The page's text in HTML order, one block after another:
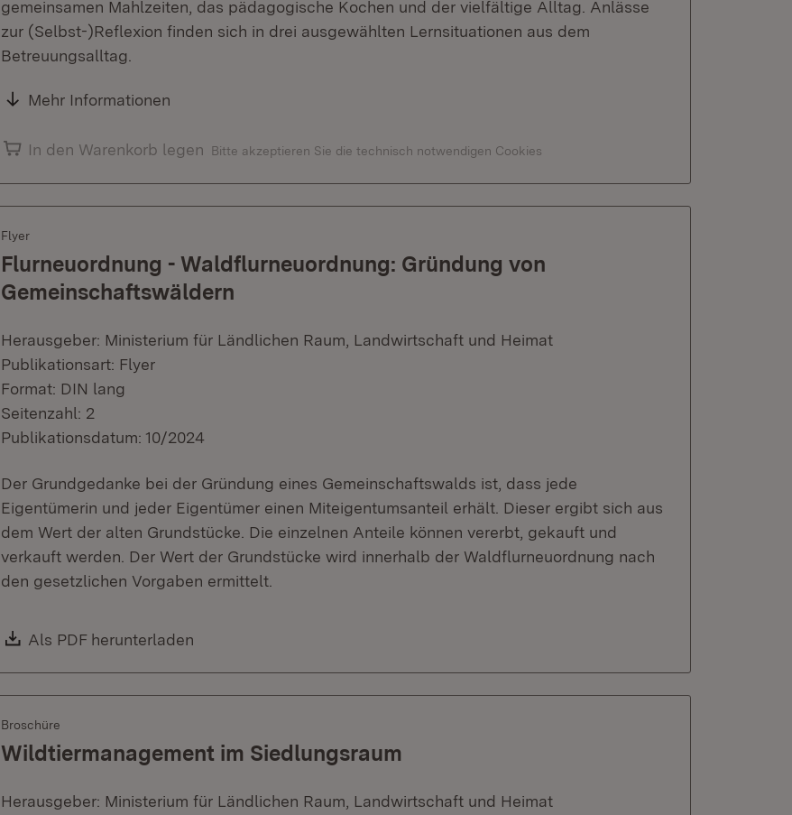
gemeinsamen Mahlzeiten, das pädagogische Kochen und der vielfältige Alltag. Anlässe
zur (Selbst-)Reflexion finden sich in drei ausgewählten Lernsituationen aus dem
Betreuungsalltag.
Mehr Informationen
In den Warenkorb legen Bitte akzeptieren Sie die technisch notwendigen Cookies
Flyer
Flurneuordnung - Waldflurneuordnung: Gründung von
Gemeinschaftswäldern
Herausgeber: Ministerium für Ländlichen Raum, Landwirtschaft und Heimat
Publikationsart: Flyer
Format: DIN lang
Seitenzahl: 2
Publikationsdatum: 10/2024
Der Grundgedanke bei der Gründung eines Gemeinschaftswalds ist, dass jede
Eigentümerin und jeder Eigentümer einen Miteigentumsanteil erhält. Dieser ergibt sich aus
dem Wert der alten Grundstücke. Die einzelnen Anteile können vererbt, gekauft und
verkauft werden. Der Wert der Grundstücke wird innerhalb der Waldflurneuordnung nach
den gesetzlichen Vorgaben ermittelt.
Download:
Als PDF herunterladen
Broschüre
Wildtiermanagement im Siedlungsraum
Herausgeber: Ministerium für Ländlichen Raum, Landwirtschaft und Heimat